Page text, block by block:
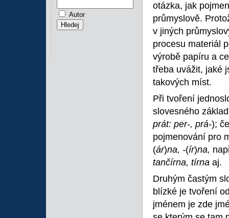
otázka, jak
průmyslově.
v jiných
procesu materiál
výrobě papíru a
třeba uvážit, jaké
takových míst.
Při tvoření
slovesného
prát: per-, prá-);
pojmenování pro
(ár)na, -(ír)na,
tančírna, tírna aj.
Druhým častým
blízké je tvoření
jménem je zde
Autor